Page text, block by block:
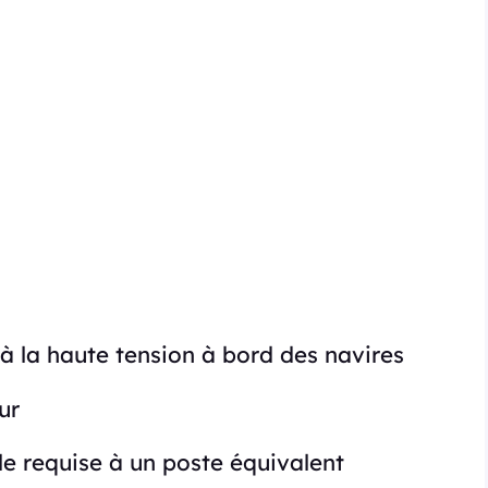
la haute tension à bord des navires
requise à un poste équivalent